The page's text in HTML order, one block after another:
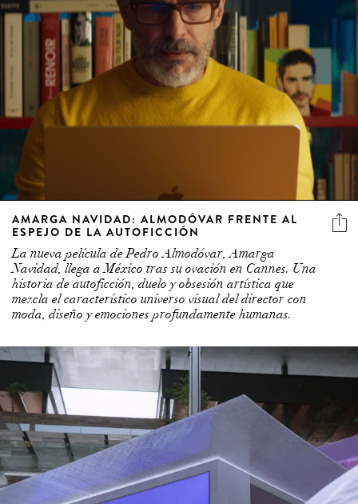
AMARGA NAVIDAD: ALMODÓVAR FRENTE AL
ESPEJO DE LA AUTOFICCIÓN
La nueva película de Pedro Almodóvar, Amarga
Navidad, llega a México tras su ovación en Cannes. Una
historia de autoficción, duelo y obsesión artística que
mezcla el característico universo visual del director con
moda, diseño y emociones profundamente humanas.